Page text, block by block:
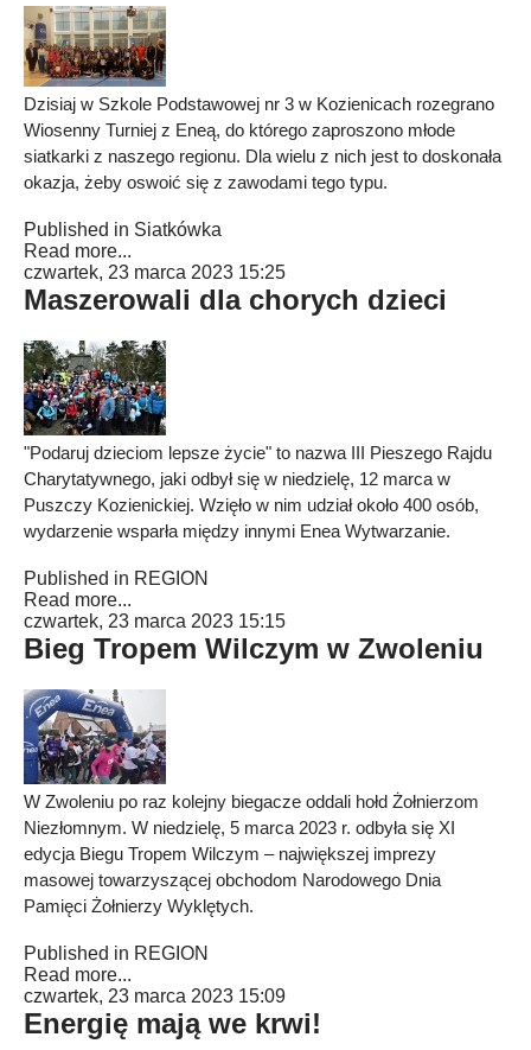
Dzisiaj w Szkole Podstawowej nr 3 w Kozienicach rozegrano
Wiosenny Turniej z Eneą, do którego zaproszono młode
siatkarki z naszego regionu. Dla wielu z nich jest to doskonała
okazja, żeby oswoić się z zawodami tego typu.
Published in Siatkówka
Read more...
czwartek, 23 marca 2023 15:25
Maszerowali dla chorych dzieci
"Podaruj dzieciom lepsze życie" to nazwa III Pieszego Rajdu
Charytatywnego, jaki odbył się w niedzielę, 12 marca w
Puszczy Kozienickiej. Wzięło w nim udział około 400 osób,
wydarzenie wsparła między innymi Enea Wytwarzanie.
Published in REGION
Read more...
czwartek, 23 marca 2023 15:15
Bieg Tropem Wilczym w Zwoleniu
W Zwoleniu po raz kolejny biegacze oddali hołd Żołnierzom
Niezłomnym. W niedzielę, 5 marca 2023 r. odbyła się XI
edycja Biegu Tropem Wilczym – największej imprezy
masowej towarzyszącej obchodom Narodowego Dnia
Pamięci Żołnierzy Wyklętych.
Published in REGION
Read more...
czwartek, 23 marca 2023 15:09
Energię mają we krwi!